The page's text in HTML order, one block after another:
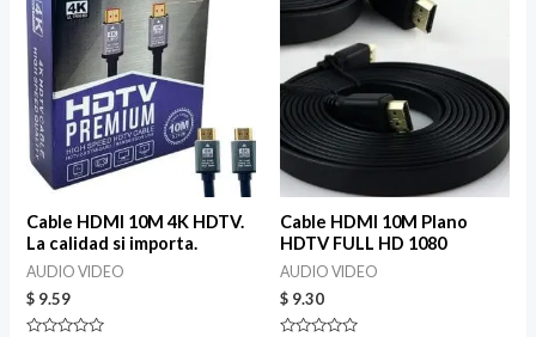
Cable HDMI 10M 4K HDTV.
La calidad si importa.
AUDIO VIDEO
$ 9.59
Cable HDMI 10M Plano
HDTV FULL HD 1080
AUDIO VIDEO
$ 9.30